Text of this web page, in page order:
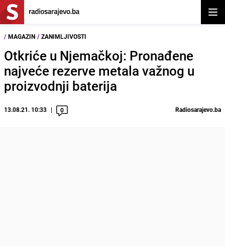
/ MAGAZIN / ZANIMLJIVOSTI
Otkriće u Njemačkoj: Pronađene
najveće rezerve metala važnog u
proizvodnji baterija
13.08.21. 10:33 0 Radiosarajevo.ba